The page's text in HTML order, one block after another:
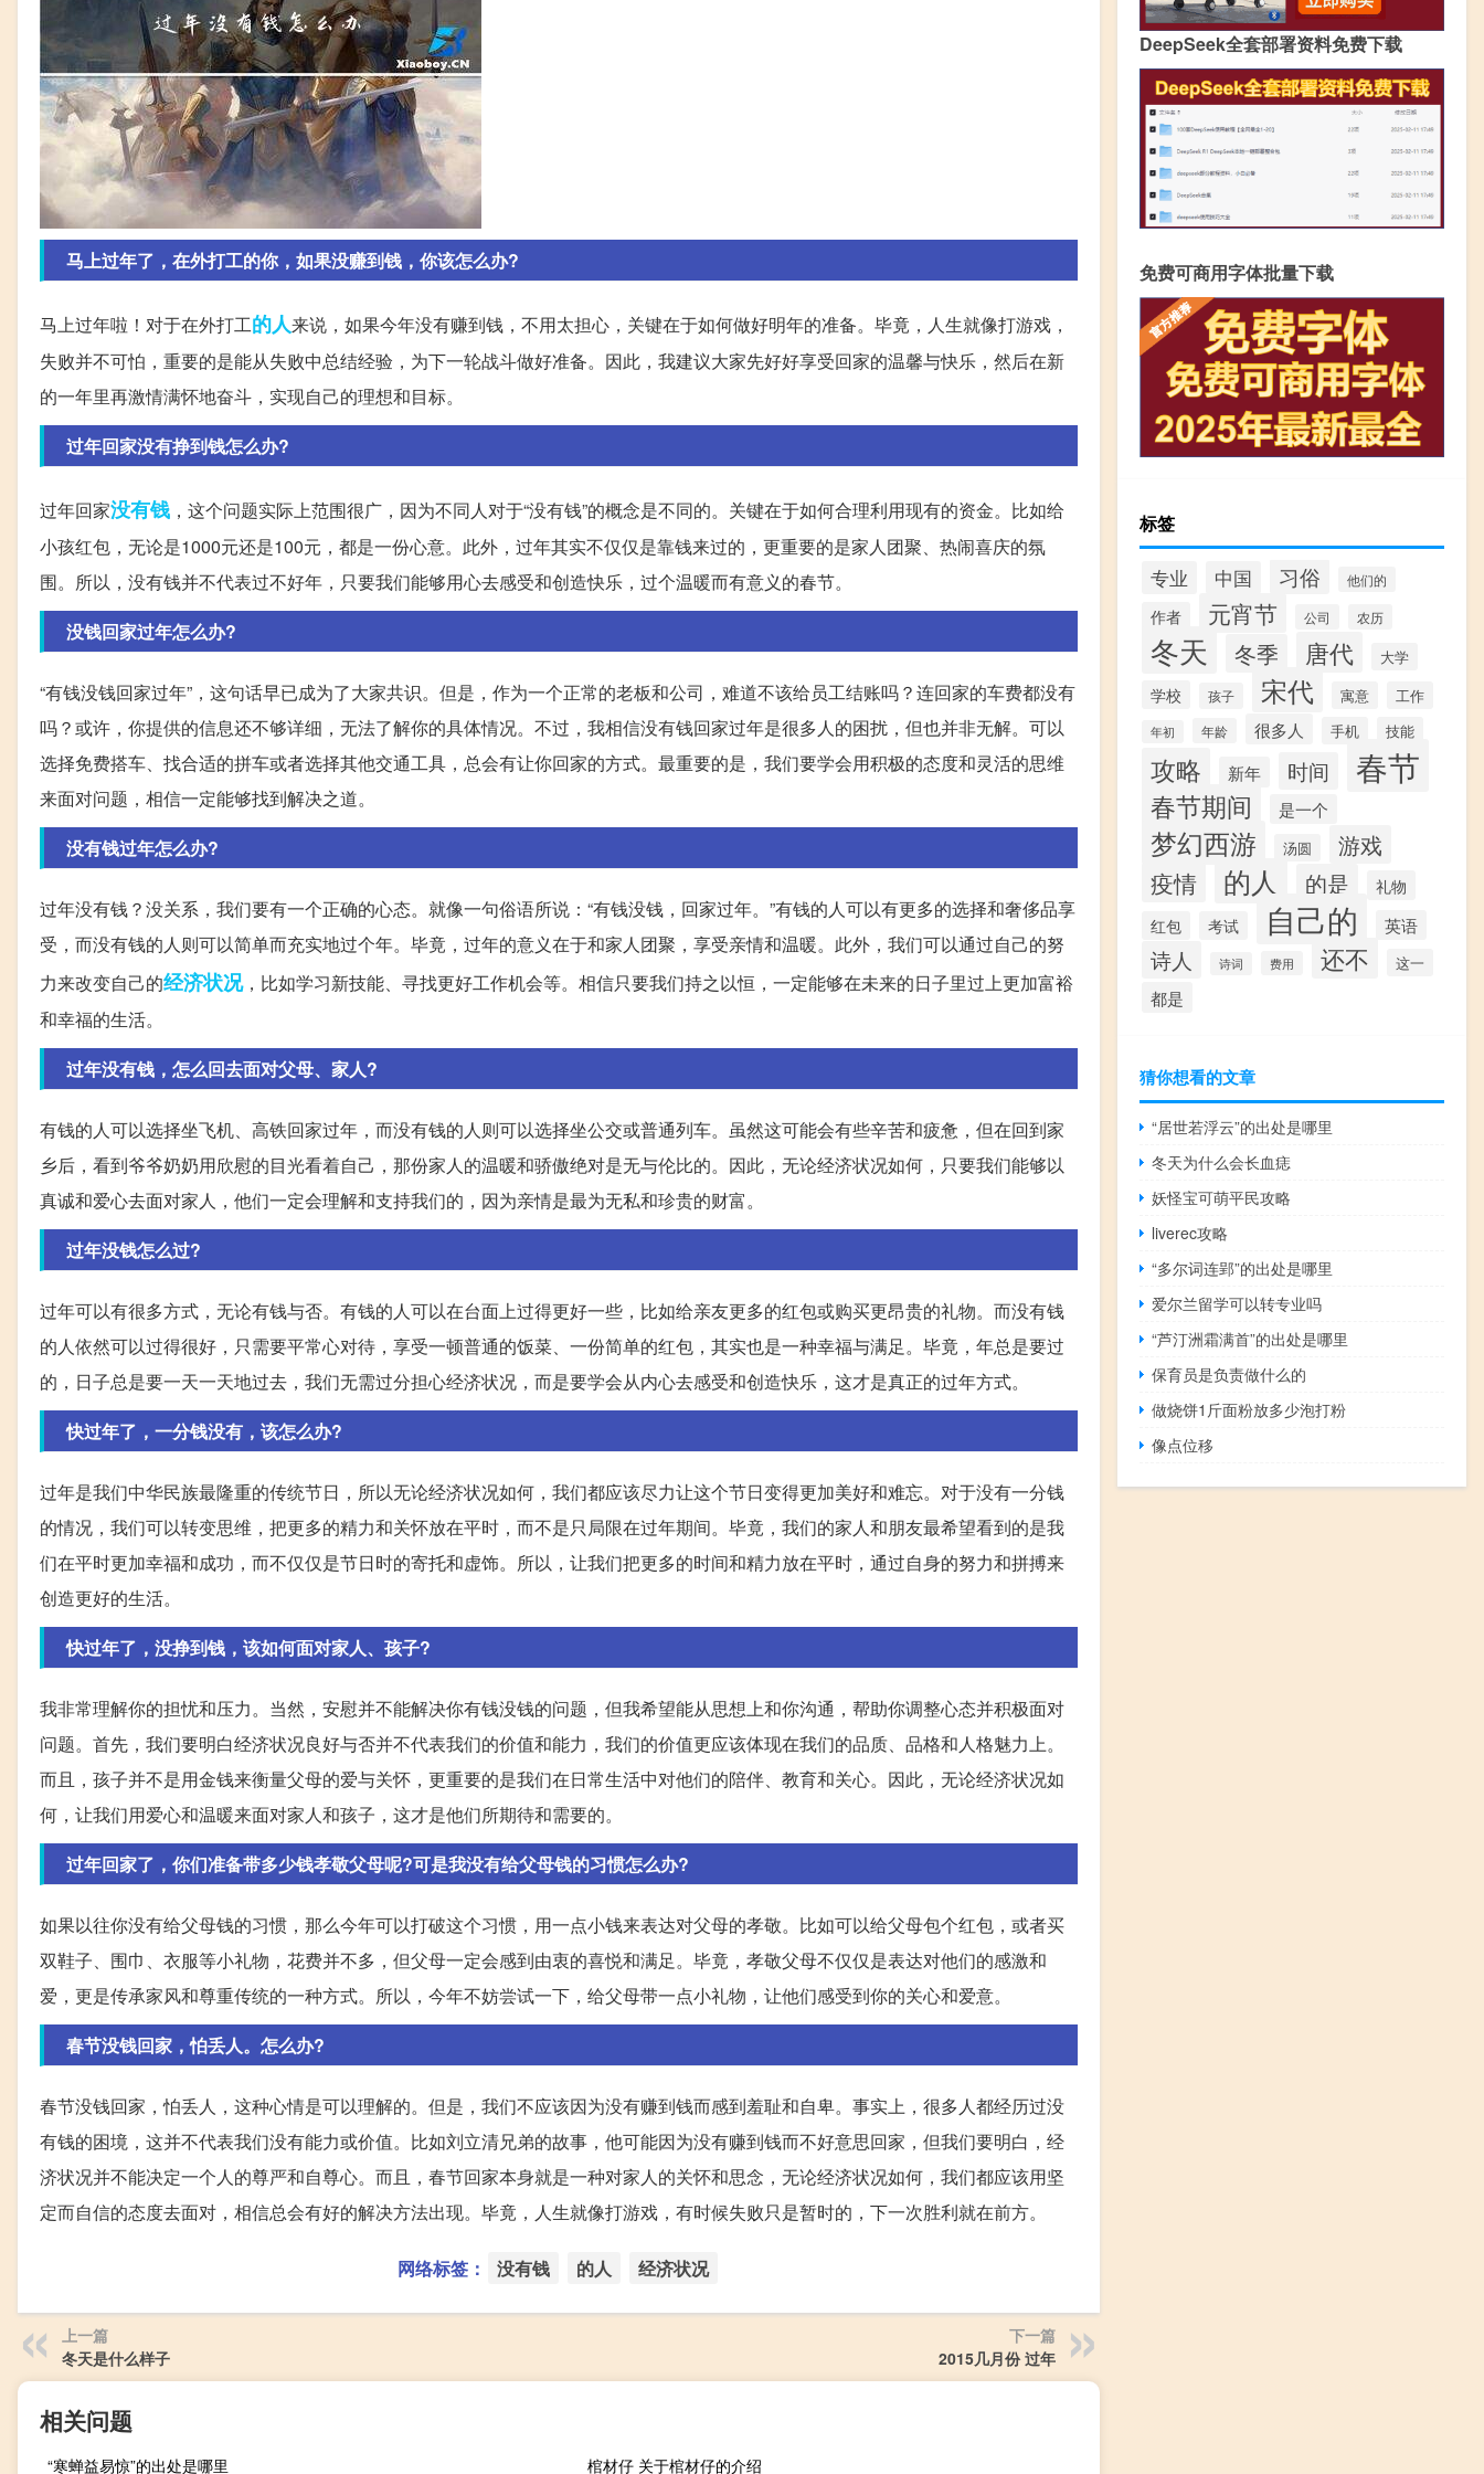
马上过年了，在外打工的你，如果没赚到钱，你该怎么办?
马上过年啦！对于在外打工的人来说，如果今年没有赚到钱，不用太担心，关键在于如何做好明年的准备。毕竟，人生就像打游戏，
失败并不可怕，重要的是能从失败中总结经验，为下一轮战斗做好准备。因此，我建议大家先好好享受回家的温馨与快乐，然后在新
的一年里再激情满怀地奋斗，实现自己的理想和目标。
过年回家没有挣到钱怎么办?
过年回家没有钱 ，这个问题实际上范围很广，因为不同人对于“没有钱”的概念是不同的。关键在于如何合理利用现有的资金。比如给
小孩红包，无论是1000元还是100元，都是一份心意。此外，过年其实不仅仅是靠钱来过的，更重要的是家人团聚、热闹喜庆的氛
围。所以，没有钱并不代表过不好年，只要我们能够用心去感受和创造快乐，过个温暖而有意义的春节。
没钱回家过年怎么办?
“有钱没钱回家过年”，这句话早已成为了大家共识。但是，作为一个正常的老板和公司，难道不该给员工结账吗？连回家的车费都没有
吗？或许，你提供的信息还不够详细，无法了解你的具体情况。不过，我相信没有钱回家过年是很多人的困扰，但也并非无解。可以
选择免费搭车、找合适的拼车或者选择其他交通工具，总会有让你回家的方式。最重要的是，我们要学会用积极的态度和灵活的思维
来面对问题，相信一定能够找到解决之道。
没有钱过年怎么办?
过年没有钱？没关系，我们要有一个正确的心态。就像一句俗语所说：“有钱没钱，回家过年。”有钱的人可以有更多的选择和奢侈品享
受，而没有钱的人则可以简单而充实地过个年。毕竟，过年的意义在于和家人团聚，享受亲情和温暖。此外，我们可以通过自己的努
力来改变自己的经济状况，比如学习新技能、寻找更好工作机会等。相信只要我们持之以恒，一定能够在未来的日子里过上更加富裕
和幸福的生活。
过年没有钱，怎么回去面对父母、家人?
有钱的人可以选择坐飞机、高铁回家过年，而没有钱的人则可以选择坐公交或普通列车。虽然这可能会有些辛苦和疲惫，但在回到家
乡后，看到爷爷奶奶用欣慰的目光看着自己，那份家人的温暖和骄傲绝对是无与伦比的。因此，无论经济状况如何，只要我们能够以
真诚和爱心去面对家人，他们一定会理解和支持我们的，因为亲情是最为无私和珍贵的财富。
过年没钱怎么过?
过年可以有很多方式，无论有钱与否。有钱的人可以在台面上过得更好一些，比如给亲友更多的红包或购买更昂贵的礼物。而没有钱
的人依然可以过得很好，只需要平常心对待，享受一顿普通的饭菜、一份简单的红包，其实也是一种幸福与满足。毕竟，年总是要过
的，日子总是要一天一天地过去，我们无需过分担心经济状况，而是要学会从内心去感受和创造快乐，这才是真正的过年方式。
快过年了，一分钱没有，该怎么办?
过年是我们中华民族最隆重的传统节日，所以无论经济状况如何，我们都应该尽力让这个节日变得更加美好和难忘。对于没有一分钱
的情况，我们可以转变思维，把更多的精力和关怀放在平时，而不是只局限在过年期间。毕竟，我们的家人和朋友最希望看到的是我
们在平时更加幸福和成功，而不仅仅是节日时的寄托和虚饰。所以，让我们把更多的时间和精力放在平时，通过自身的努力和拼搏来
创造更好的生活。
快过年了，没挣到钱，该如何面对家人、孩子?
我非常理解你的担忧和压力。当然，安慰并不能解决你有钱没钱的问题，但我希望能从思想上和你沟通，帮助你调整心态并积极面对
问题。首先，我们要明白经济状况良好与否并不代表我们的价值和能力，我们的价值更应该体现在我们的品质、品格和人格魅力上。
而且，孩子并不是用金钱来衡量父母的爱与关怀，更重要的是我们在日常生活中对他们的陪伴、教育和关心。因此，无论经济状况如
何，让我们用爱心和温暖来面对家人和孩子，这才是他们所期待和需要的。
过年回家了，你们准备带多少钱孝敬父母呢?可是我没有给父母钱的习惯怎么办?
如果以往你没有给父母钱的习惯，那么今年可以打破这个习惯，用一点小钱来表达对父母的孝敬。比如可以给父母包个红包，或者买
双鞋子、围巾、衣服等小礼物，花费并不多，但父母一定会感到由衷的喜悦和满足。毕竟，孝敬父母不仅仅是表达对他们的感激和
爱，更是传承家风和尊重传统的一种方式。所以，今年不妨尝试一下，给父母带一点小礼物，让他们感受到你的关心和爱意。
春节没钱回家，怕丢人。怎么办?
春节没钱回家，怕丢人，这种心情是可以理解的。但是，我们不应该因为没有赚到钱而感到羞耻和自卑。事实上，很多人都经历过没
有钱的困境，这并不代表我们没有能力或价值。比如刘立清兄弟的故事，他可能因为没有赚到钱而不好意思回家，但我们要明白，经
济状况并不能决定一个人的尊严和自尊心。而且，春节回家本身就是一种对家人的关怀和思念，无论经济状况如何，我们都应该用坚
定而自信的态度去面对，相信总会有好的解决方法出现。毕竟，人生就像打游戏，有时候失败只是暂时的，下一次胜利就在前方。
网络标签： 没有钱 的人 经济状况
上一篇
冬天是什么样子
下一篇
2015几月份 过年
相关问题
“寒蝉益易惊”的出处是哪里 棺材仔 关于棺材仔的介绍
DeepSeek全套部署资料免费下载
免费可商用字体批量下载
标签
专业 中国 习俗 他们的
作者 元宵节 公司 农历
冬天 冬季 唐代 大学
学校 孩子 宋代 寓意 工作
年初 年龄 很多人 手机 技能
攻略 新年 时间 春节
春节期间 是一个
梦幻西游 汤圆 游戏
疫情 的人 的是 礼物
红包 考试 自己的 英语
诗人 诗词 费用 还不 这一
都是
猜你想看的文章
“居世若浮云”的出处是哪里
冬天为什么会长血痣
妖怪宝可萌平民攻略
liverec攻略
“多尔词连郢”的出处是哪里
爱尔兰留学可以转专业吗
“芦汀洲霜满首”的出处是哪里
保育员是负责做什么的
做烧饼1斤面粉放多少泡打粉
像点位移